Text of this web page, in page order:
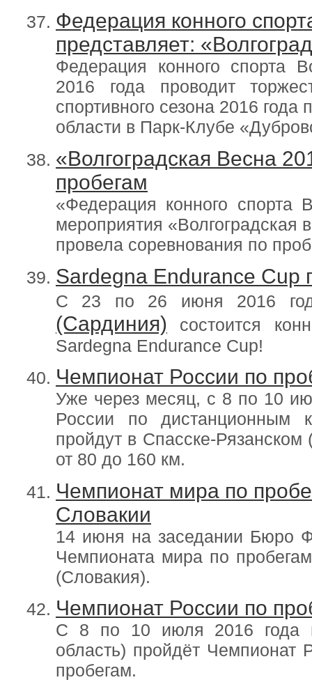
Федерация конного
представляет:
Федерация конного спорта
2016 года проводит
спортивного сезона 2016 года
области в Парк-Клубе
«Волгоградская Весна
пробегам
«Федерация конного спорта
мероприятия
провела соревнования по
Sardegna Endurance Cup
С 23 по 26 июня 2016
(Сардиния) состоится
Sardegna Endurance Cup!
Чемпионат России по
Уже через месяц, с 8 по 10
России по дистанционным
пройдут в Спасске-Рязанском
от 80 до 160 км.
Чемпионат мира по
Словакии
14 июня на заседании Бюро
Чемпионата мира по
(Словакия).
Чемпионат России по
С 8 по 10 июля 2016 года в
область) пройдёт Чемпионат
пробегам.